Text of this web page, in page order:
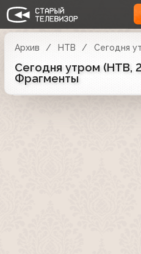
Архив НТВ Сегодня
Сегодня утром (НТВ,
Фрагменты